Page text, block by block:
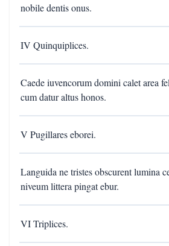
nobile dentis onus.
IV Quinquiplices.
Caede iuvencorum domini calet area
cum datur altus honos.
V Pugillares eborei.
Languida ne tristes obscurent lumina
niveum littera pingat ebur.
VI Triplices.